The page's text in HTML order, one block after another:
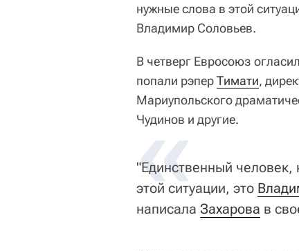
нужные слова в этой
Владимир Соловьев.
В четверг Евросоюз
попали рэперТимати,
Мариупольского
Чудинов и другие.
«
"Единственный
этой ситуации, это
написала Захарова в